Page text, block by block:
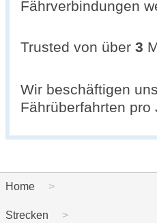
Fährverbindungen
Trusted von über 3
Wir beschäftigen
Fährüberfahrten pro
Home
Strecken